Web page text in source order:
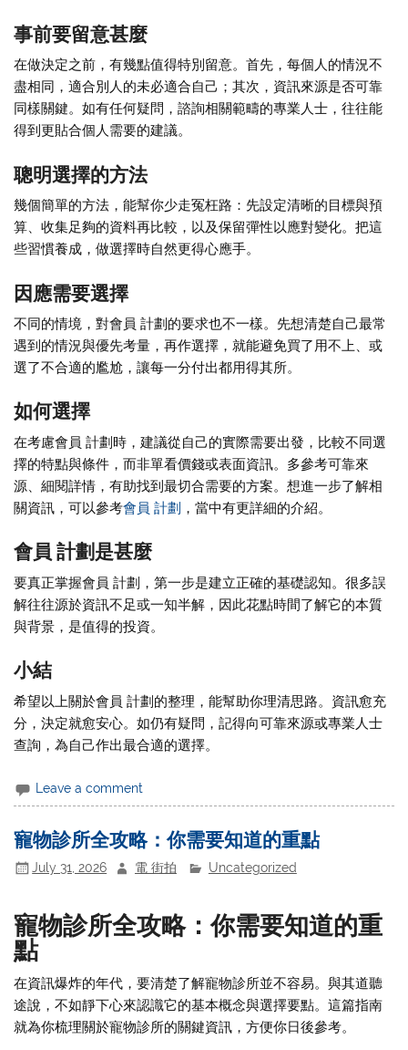
事前要留意甚麼
在做決定之前，有幾點值得特別留意。首先，每個人的情況不
盡相同，適合別人的未必適合自己；其次，資訊來源是否可靠
同樣關鍵。如有任何疑問，諮詢相關範疇的專業人士，往往能
得到更貼合個人需要的建議。
聰明選擇的方法
幾個簡單的方法，能幫你少走冤枉路：先設定清晰的目標與預
算、收集足夠的資料再比較，以及保留彈性以應對變化。把這
些習慣養成，做選擇時自然更得心應手。
因應需要選擇
不同的情境，對會員 計劃的要求也不一樣。先想清楚自己最常
遇到的情況與優先考量，再作選擇，就能避免買了用不上、或
選了不合適的尷尬，讓每一分付出都用得其所。
如何選擇
在考慮會員 計劃時，建議從自己的實際需要出發，比較不同選
擇的特點與條件，而非單看價錢或表面資訊。多參考可靠來
源、細閱詳情，有助找到最切合需要的方案。想進一步了解相
關資訊，可以參考會員 計劃 ，當中有更詳細的介紹。
會員 計劃是甚麼
要真正掌握會員 計劃，第一步是建立正確的基礎認知。很多誤
解往往源於資訊不足或一知半解，因此花點時間了解它的本質
與背景，是值得的投資。
小結
希望以上關於會員 計劃的整理，能幫助你理清思路。資訊愈充
分，決定就愈安心。如仍有疑問，記得向可靠來源或專業人士
查詢，為自己作出最合適的選擇。
Leave a comment
寵物診所全攻略：你需要知道的重點
July 31, 2026 電 街拍 Uncategorized
寵物診所全攻略：你需要知道的重
點
在資訊爆炸的年代，要清楚了解寵物診所並不容易。與其道聽
途說，不如靜下心來認識它的基本概念與選擇要點。這篇指南
就為你梳理關於寵物診所的關鍵資訊，方便你日後參考。